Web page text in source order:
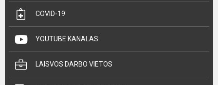
COVID-19
YOUTUBE KANALAS
LAISVOS DARBO VIETOS